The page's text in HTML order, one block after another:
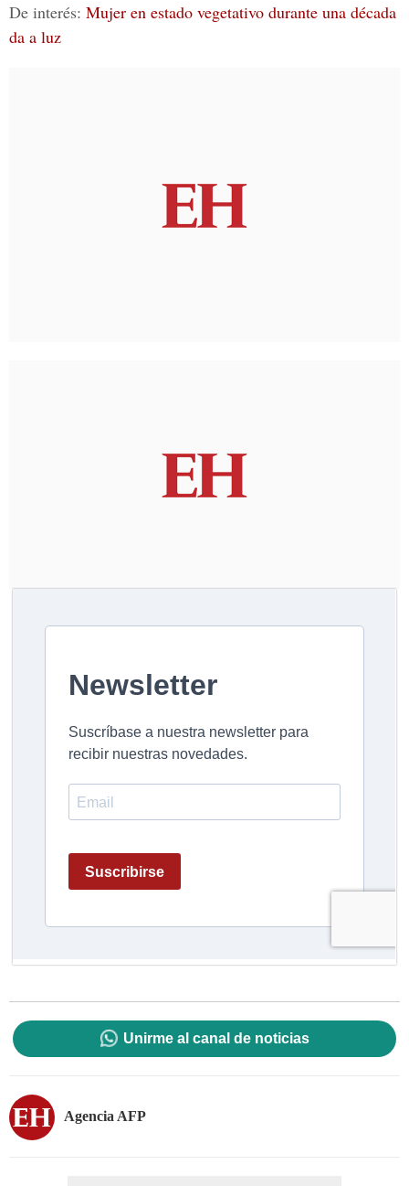
De interés: Mujer en estado vegetativo durante una década
da a luz
Unirme al canal de noticias
Agencia AFP